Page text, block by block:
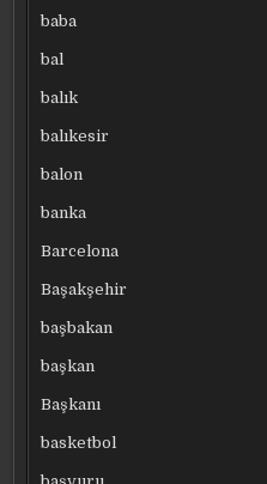
baba
bal
balık
balıkesir
balon
banka
Barcelona
Başakşehir
başbakan
başkan
Başkanı
basketbol